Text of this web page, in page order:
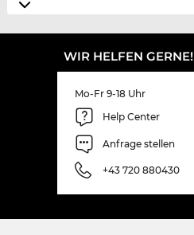
WIR HELFEN GERNE!
Mo-Fr 9-18 Uhr
Help Center
Anfrage stellen
+43 720 880430